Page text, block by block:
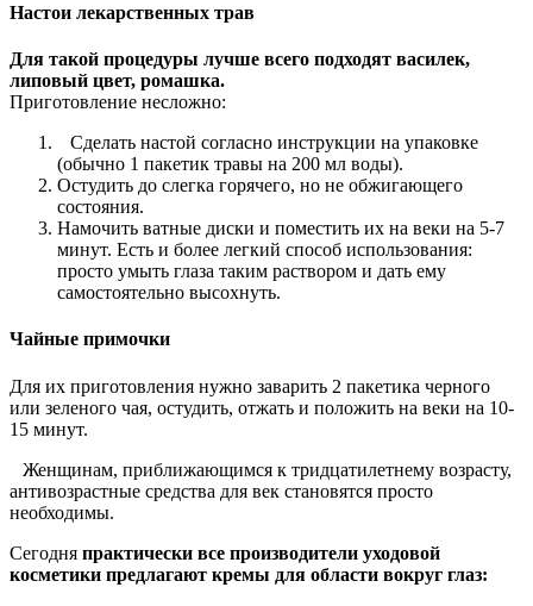
Настои лекарственных трав
Для такой процедуры лучше всего подходят василек,
липовый цвет, ромашка.
Приготовление несложно:
Сделать настой согласно инструкции на упаковке
(обычно 1 пакетик травы на 200 мл воды).
Остудить до слегка горячего, но не обжигающего
состояния.
Намочить ватные диски и поместить их на веки на 5-7
минут. Есть и более легкий способ использования:
просто умыть глаза таким раствором и дать ему
самостоятельно высохнуть.
Чайные примочки
Для их приготовления нужно заварить 2 пакетика черного
или зеленого чая, остудить, отжать и положить на веки на 10-
15 минут.
Женщинам, приближающимся к тридцатилетнему возрасту,
антивозрастные средства для век становятся просто
необходимы.
Сегодня практически все производители уходовой
косметики предлагают кремы для области вокруг глаз: